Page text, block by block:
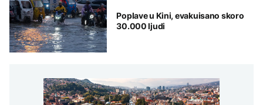
Poplave u Kini, evakuisano skoro
30.000 ljudi